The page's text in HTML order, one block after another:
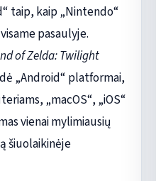
taip, kaip „Nintendo“
pasaulyje.
of Zelda: Twilight
„Android“ platformai,
„macOS“, „iOS“
vienai mylimiausių
šiuolaikinėje